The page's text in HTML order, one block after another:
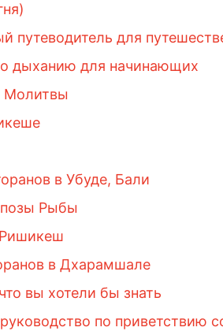
путеводитель для
дыханию для начинающих
Молитвы
в Убуде, Бали
Рыбы
в Дхарамшале
вы хотели бы знать
по приветствию